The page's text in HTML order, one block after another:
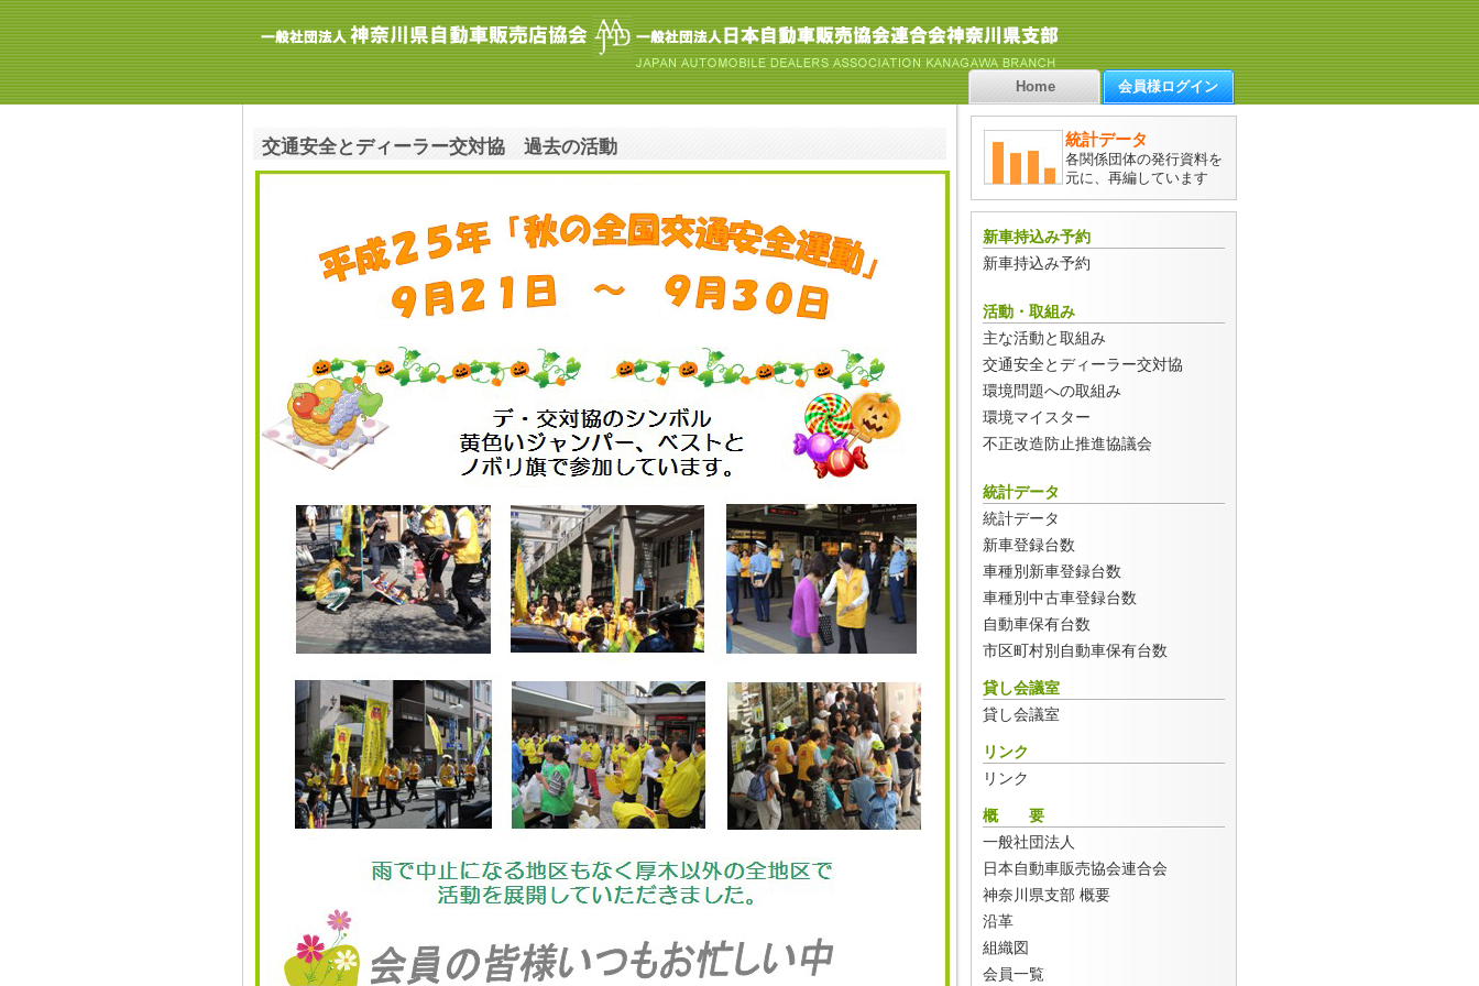
Home 会員様ログイン
交通安全とディーラー交対協 過去の活動 統計データ
各関係団体の発行資料を
元に、再編しています
新車持込み予約
新車持込み予約
活動・取組み
主な活動と取組み
交通安全とディーラー交対協
環境問題への取組み
環境マイスター
不正改造防止推進協議会
統計データ
統計データ
新車登録台数
車種別新車登録台数
車種別中古車登録台数
自動車保有台数
市区町村別自動車保有台数
貸し会議室
貸し会議室
リンク
リンク
概 要
一般社団法人
日本自動車販売協会連合会
神奈川県支部 概要
沿革
組織図
会員一覧